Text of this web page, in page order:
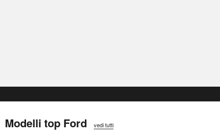
Modelli top Ford vedi tutti